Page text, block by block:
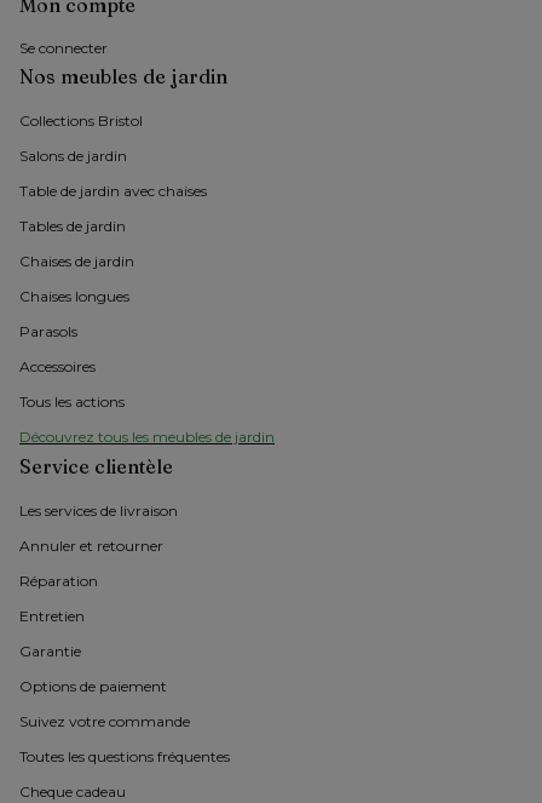
Nos meubles de jardin
Collections Bristol
Salons de jardin
Table de jardin avec chaises
Tables de jardin
Chaises de jardin
Chaises longues
Parasols
Accessoires
Tous les actions
Découvrez tous les meubles de jardin
Service clientèle
Les services de livraison
Annuler et retourner
Réparation
Entretien
Garantie
Options de paiement
Suivez votre commande
Toutes les questions fréquentes
Cheque cadeau
Mon compte
Se connecter